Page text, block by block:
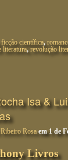
ficção científica,
literatura,revolução
Isa &
Rosa em 1 de
Livros